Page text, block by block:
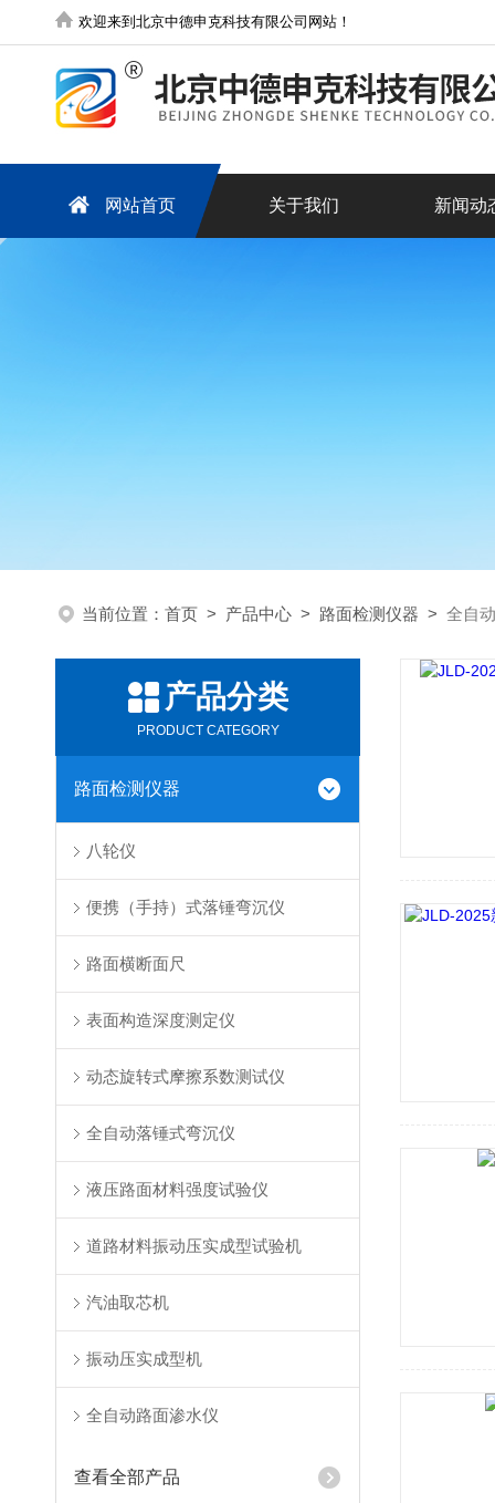
欢迎来到北京中德申克科技有限公司网站！
网站首页 关于我们 新闻动
当前位置： 首页 > 产品中心 > 路面检测仪器 > 全自
产品分类
PRODUCT CATEGORY
路面检测仪器
八轮仪
便携（手持）式落锤弯沉仪
路面横断面尺
表面构造深度测定仪
动态旋转式摩擦系数测试仪
全自动落锤式弯沉仪
液压路面材料强度试验仪
道路材料振动压实成型试验机
汽油取芯机
振动压实成型机
全自动路面渗水仪
查看全部产品